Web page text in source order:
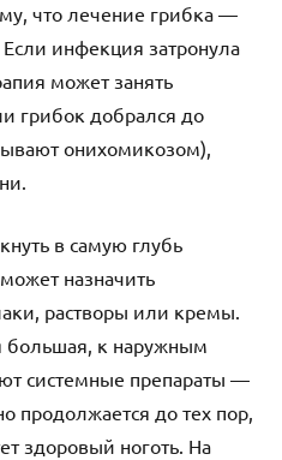
что лечение грибка —
инфекция затронула
может занять
грибок добрался до
онихомикозом),
в самую глубь
назначить
растворы или кремы.
большая, к наружным
системные препараты —
продолжается до тех пор,
здоровый ноготь. На